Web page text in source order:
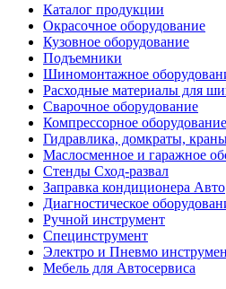
Каталог продукции
Окрасочное оборудование
Кузовное оборудование
Подъемники
Шиномонтажное
Расходные материалы для
Сварочное оборудование
Компрессорное
Гидравлика, домкраты,
Маслосменное и гаражное
Стенды Сход-развал
Заправка кондиционера Авто
Диагностическое
Ручной инструмент
Специнструмент
Электро и Пневмо
Мебель для Автосервиса